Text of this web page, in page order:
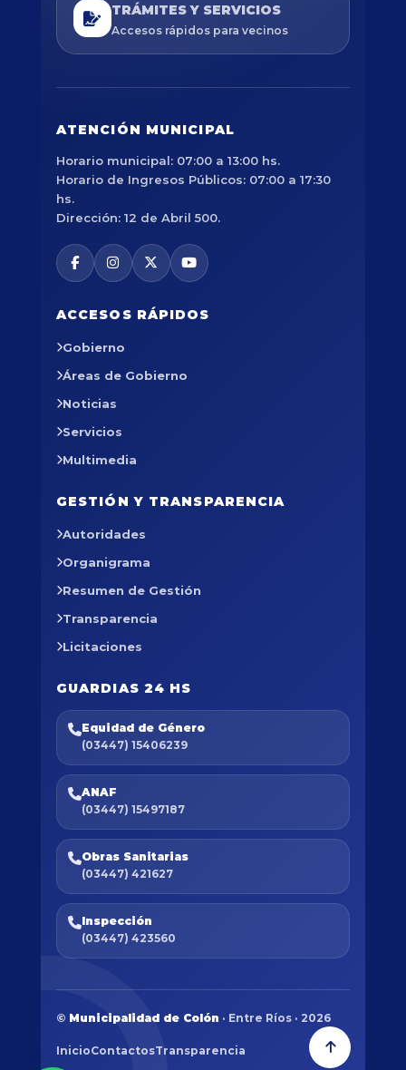
TRÁMITES Y SERVICIOS
Accesos rápidos para vecinos
ATENCIÓN MUNICIPAL
Horario municipal: 07:00 a 13:00 hs.
Horario de Ingresos Públicos: 07:00 a 17:30
hs.
Dirección: 12 de Abril 500.
ACCESOS RÁPIDOS
Gobierno
Áreas de Gobierno
Noticias
Servicios
Multimedia
GESTIÓN Y TRANSPARENCIA
Autoridades
Organigrama
Resumen de Gestión
Transparencia
Licitaciones
GUARDIAS 24 HS
Equidad de Género
(03447) 15406239
ANAF
(03447) 15497187
Obras Sanitarias
(03447) 421627
Inspección
(03447) 423560
© Municipalidad de Colón · Entre Ríos · 2026
InicioContactosTransparencia